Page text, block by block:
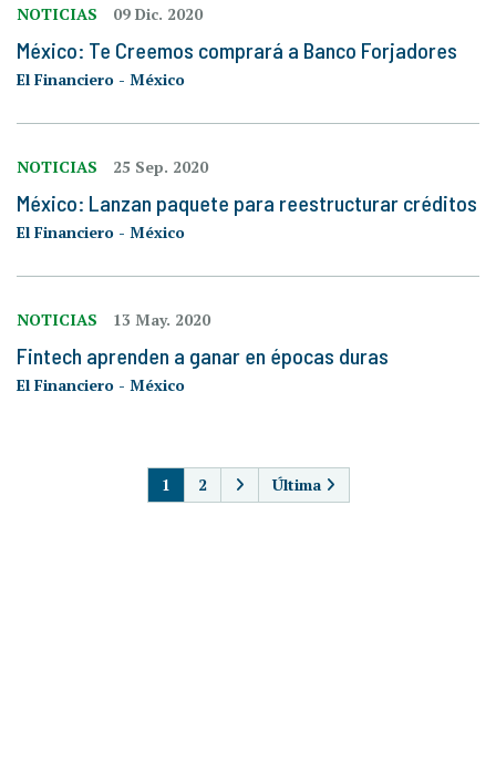
NOTICIAS 09 Dic. 2020
México: Te Creemos comprará a Banco Forjadores
El Financiero - México
NOTICIAS 25 Sep. 2020
México: Lanzan paquete para reestructurar créditos
El Financiero - México
NOTICIAS 13 May. 2020
Fintech aprenden a ganar en épocas duras
El Financiero - México
1 2 Última